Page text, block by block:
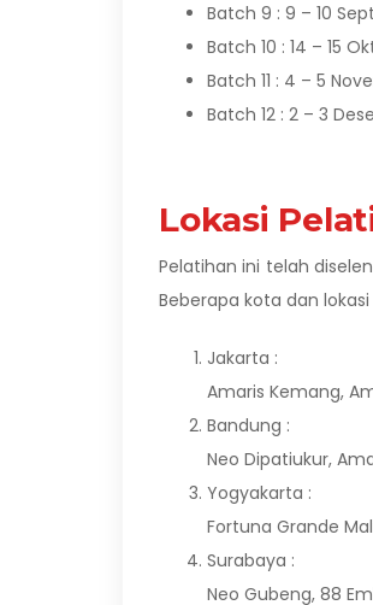
Batch 9 : 9 – 10
Batch 10 : 14 – 15
Batch 11 : 4 – 5
Batch 12 : 2 – 3
Lokasi
Pelatihan ini telah
Beberapa kota dan
Jakarta :
Amaris Kemang,
Bandung :
Neo Dipatiukur,
Yogyakarta :
Fortuna Grande
Surabaya :
Neo Gubeng, 88